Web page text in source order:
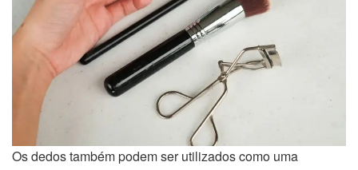
Os dedos também podem ser utilizados como uma